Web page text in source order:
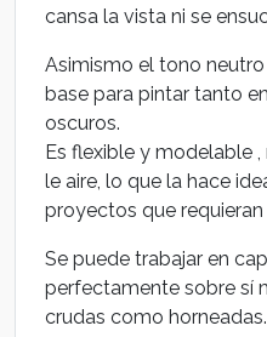
cansa la vista ni se
Asimismo el tono
base para pintar tanto
oscuros.
Es flexible y modelable
le aire, lo que la hace
proyectos que
Se puede trabajar en
perfectamente sobre sí
crudas como horneadas.